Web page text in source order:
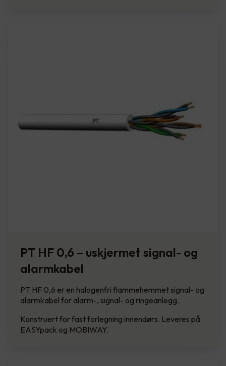
PT HF 0,6 – uskjermet signal- og
alarmkabel
PT HF 0,6 er en halogenfri flammehemmet signal- og
alarmkabel for alarm-, signal- og ringeanlegg.
Konstruert for fast forlegning innendørs. Leveres på
EASYpack og MOBIWAY.